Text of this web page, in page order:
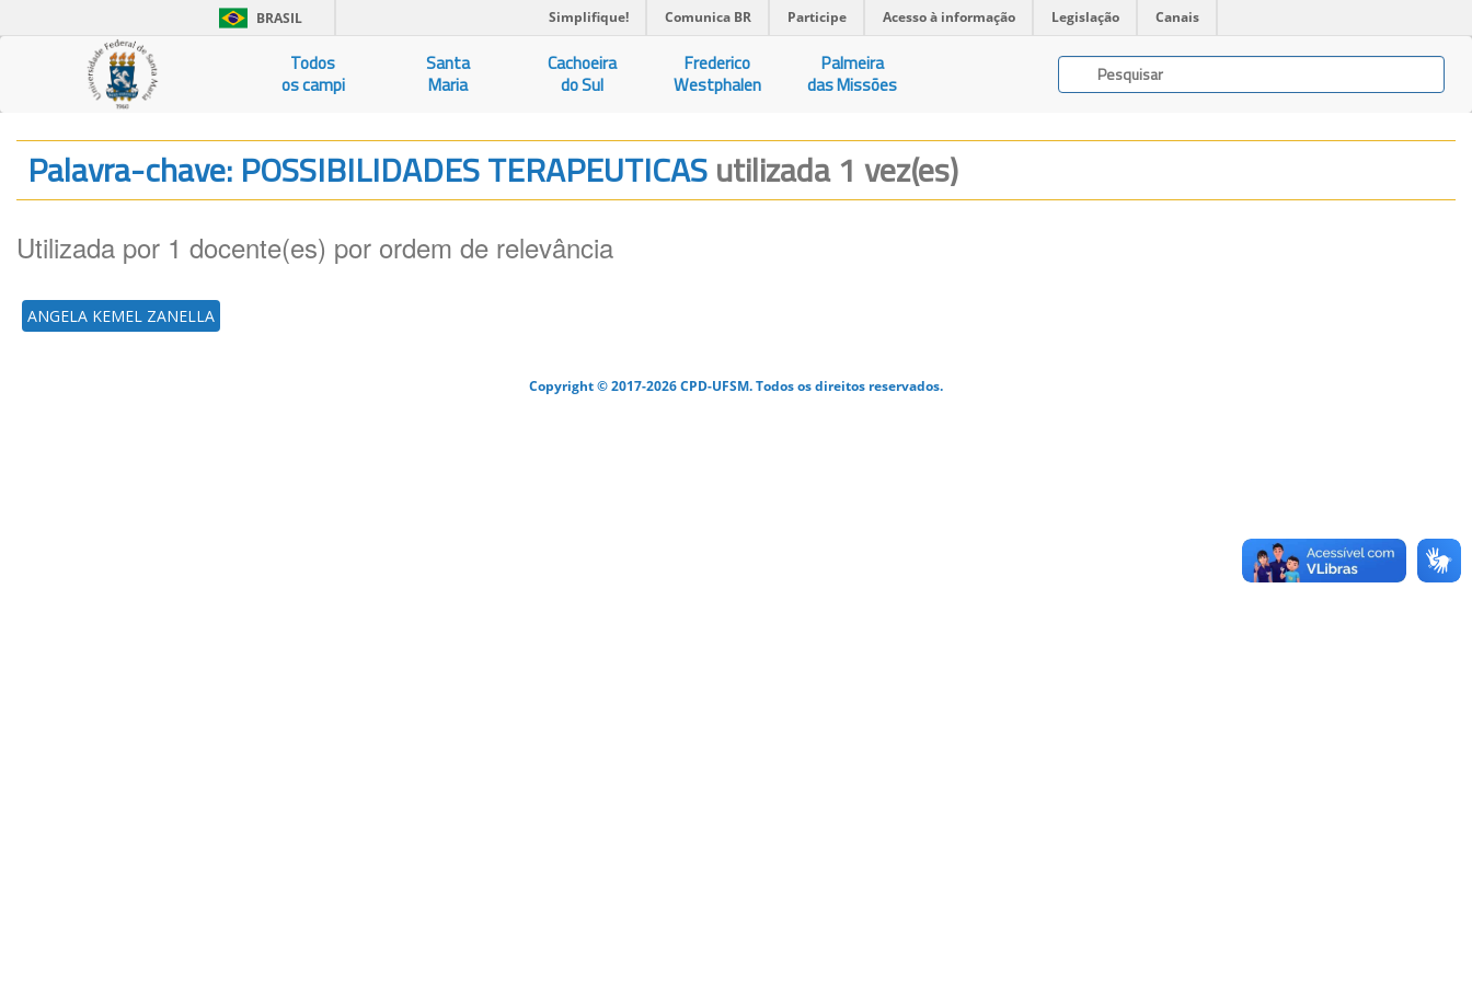
BRASIL Simplifique! Comunica BR Participe Acesso à informação Legislação Canais
Todos
os campi
Santa
Maria
Cachoeira
do Sul
Frederico
Westphalen
Palmeira
das Missões
Palavra-chave: POSSIBILIDADES TERAPEUTICASutilizada 1 vez(es)
Utilizada por 1 docente(es) por ordem de relevância
ANGELA KEMEL ZANELLA
Copyright © 2017-2026 CPD-UFSM. Todos os direitos reservados.